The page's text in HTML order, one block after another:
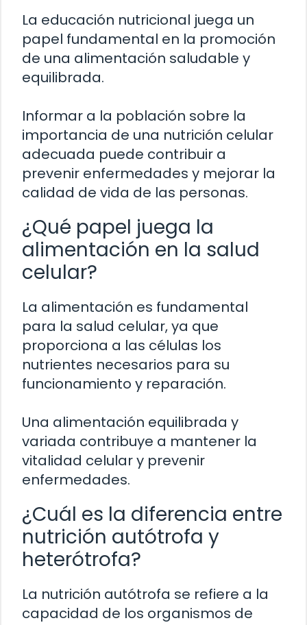
La educación nutricional juega un
papel fundamental en la promoción
de una alimentación saludable y
equilibrada.
Informar a la población sobre la
importancia de una nutrición celular
adecuada puede contribuir a
prevenir enfermedades y mejorar la
calidad de vida de las personas.
¿Qué papel juega la
alimentación en la salud
celular?
La alimentación es fundamental
para la salud celular, ya que
proporciona a las células los
nutrientes necesarios para su
funcionamiento y reparación.
Una alimentación equilibrada y
variada contribuye a mantener la
vitalidad celular y prevenir
enfermedades.
¿Cuál es la diferencia entre
nutrición autótrofa y
heterótrofa?
La nutrición autótrofa se refiere a la
capacidad de los organismos de